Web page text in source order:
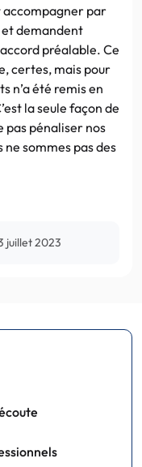
accompagner par
et demandent
préalable. Ce
certes, mais pour
n’a été remis en
la seule façon de
pas pénaliser nos
sommes pas des
juillet 2023